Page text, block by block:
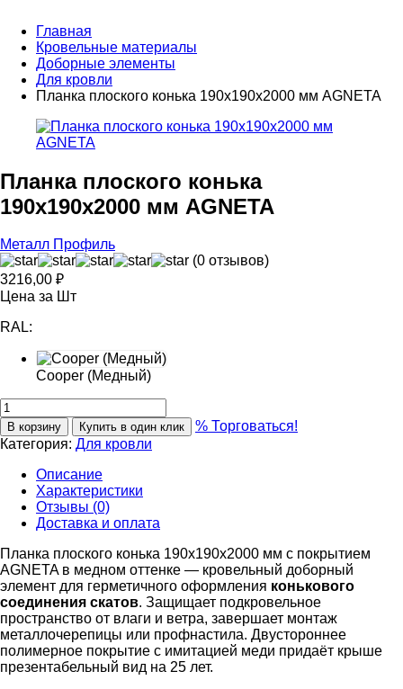
Главная
Кровельные материалы
Доборные элементы
Для кровли
Планка плоского конька 190х190х2000 мм AGNETA
Планка плоского конька
190х190х2000 мм AGNETA
Металл Профиль
(0 отзывов)
3216,00 ₽
Цена за Шт
RAL:
Cooper (Медный)
В корзину Купить в один клик
% Торговаться!
Категория: Для кровли
Описание
Характеристики
Отзывы (0)
Доставка и оплата
Планка плоского конька 190х190х2000 мм с покрытием
AGNETA в медном оттенке — кровельный доборный
элемент для герметичного оформления конькового
соединения скатов. Защищает подкровельное
пространство от влаги и ветра, завершает монтаж
металлочерепицы или профнастила. Двустороннее
полимерное покрытие с имитацией меди придаёт крыше
презентабельный вид на 25 лет.